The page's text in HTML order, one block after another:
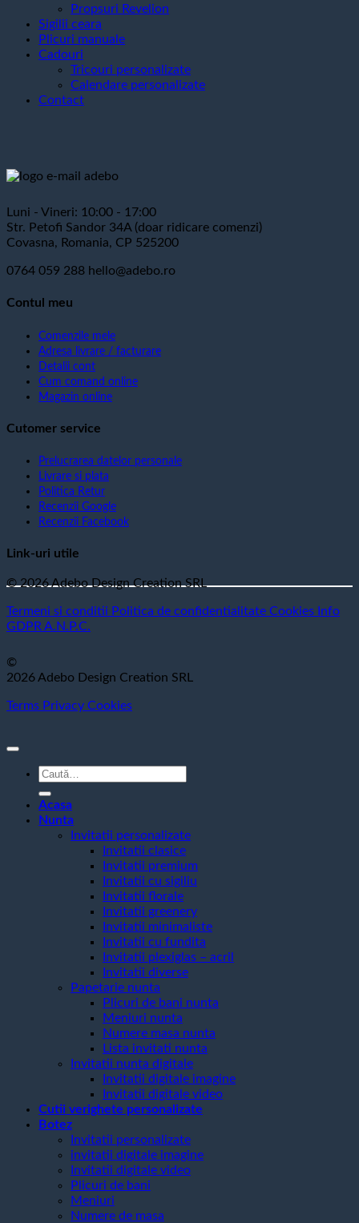
Propsuri Revelion
Sigilii ceara
Plicuri manuale
Cadouri
Tricouri personalizate
Calendare personalizate
Contact
Luni - Vineri: 10:00 - 17:00
Str. Petofi Sandor 34A (doar ridicare comenzi)
Covasna, Romania, CP 525200
0764 059 288 hello@adebo.ro
Contul meu
Comenzile mele
Adresa livrare / facturare
Detalii cont
Cum comand online
Magazin online
Cutomer service
Prelucrarea datelor personale
Livrare si plata
Politica Retur
Recenzii Google
Recenzii Facebook
Link-uri utile
© 2026 Adebo Design Creation SRL
Termeni si conditii Politica de confidentialitate Cookies Info
GDPR A.N.P.C.
©
2026 Adebo Design Creation SRL
Terms Privacy Cookies
Caută
după:
Acasa
Nunta
Invitatii personalizate
Invitatii clasice
Invitatii premium
Invitatii cu sigiliu
Invitatii florale
Invitatii greenery
Invitatii minimaliste
Invitatii cu fundita
Invitatii plexiglas – acril
Invitatii diverse
Papetarie nunta
Plicuri de bani nunta
Meniuri nunta
Numere masa nunta
Lista invitati nunta
Invitatii nunta digitale
Invitatii digitale imagine
Invitatii digitale video
Cutii verighete personalizate
Botez
Invitatii personalizate
invitatii digitale imagine
Invitatii digitale video
Plicuri de bani
Meniuri
Numere de masa